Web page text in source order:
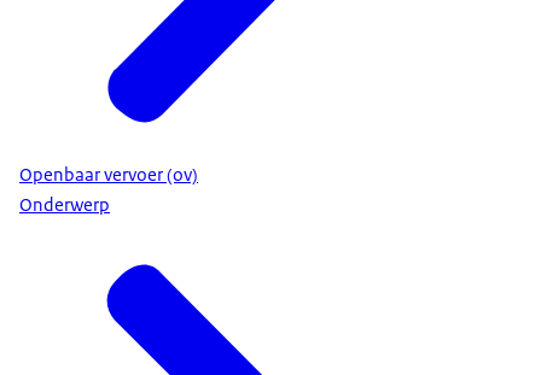
Openbaar vervoer (ov)
Onderwerp